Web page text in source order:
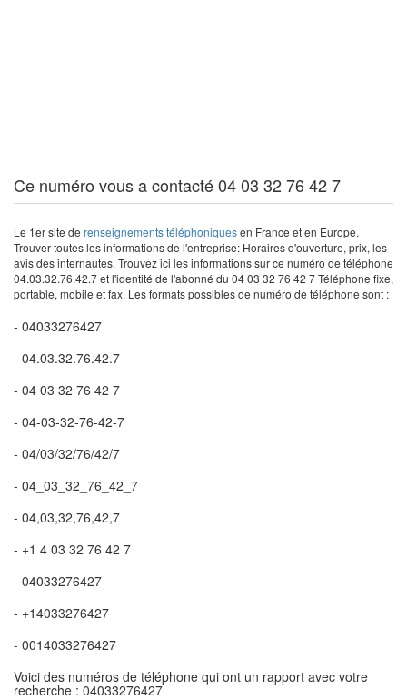
Ce numéro vous a contacté 04 03 32 76 42 7
Le 1er site de renseignements téléphoniquesen France et en Europe.
Trouver toutes les informations de l'entreprise: Horaires d'ouverture, prix, les
avis des internautes. Trouvez ici les informations sur ce numéro de téléphone
04.03.32.76.42.7 et l'identité de l'abonné du 04 03 32 76 42 7 Téléphone fixe,
portable, mobile et fax. Les formats possibles de numéro de téléphone sont :
- 04033276427
- 04.03.32.76.42.7
- 04 03 32 76 42 7
- 04-03-32-76-42-7
- 04/03/32/76/42/7
- 04_03_32_76_42_7
- 04,03,32,76,42,7
- +1 4 03 32 76 42 7
- 04033276427
- +14033276427
- 0014033276427
Voici des numéros de téléphone qui ont un rapport avec votre
recherche : 04033276427